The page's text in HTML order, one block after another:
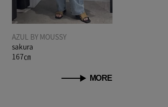
AZUL BY MOUSSY
sakura
167㎝
MORE